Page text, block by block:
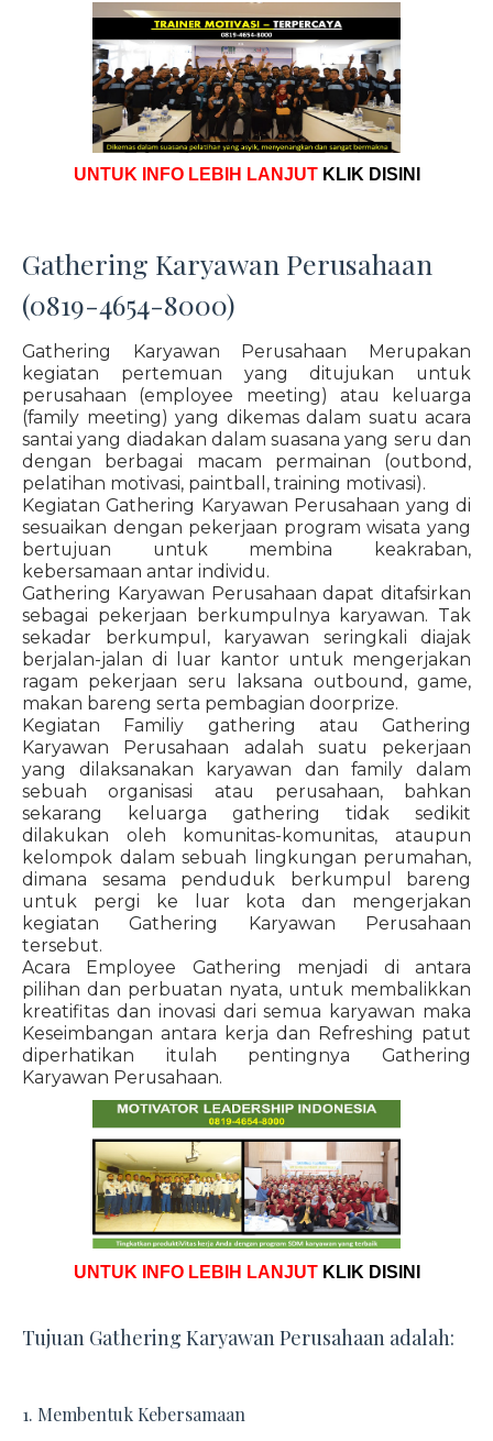
UNTUK INFO LEBIH LANJUT KLIK DISINI
Gathering Karyawan Perusahaan
(0819-4654-8000)
Gathering Karyawan Perusahaan Merupakan
kegiatan pertemuan yang ditujukan untuk
perusahaan (employee meeting) atau keluarga
(family meeting) yang dikemas dalam suatu acara
santai yang diadakan dalam suasana yang seru dan
dengan berbagai macam permainan (outbond,
pelatihan motivasi, paintball, training motivasi).
Kegiatan Gathering Karyawan Perusahaan yang di
sesuaikan dengan pekerjaan program wisata yang
bertujuan untuk membina keakraban,
kebersamaan antar individu.
Gathering Karyawan Perusahaan dapat ditafsirkan
sebagai pekerjaan berkumpulnya karyawan. Tak
sekadar berkumpul, karyawan seringkali diajak
berjalan-jalan di luar kantor untuk mengerjakan
ragam pekerjaan seru laksana outbound, game,
makan bareng serta pembagian doorprize.
Kegiatan Familiy gathering atau Gathering
Karyawan Perusahaan adalah suatu pekerjaan
yang dilaksanakan karyawan dan family dalam
sebuah organisasi atau perusahaan, bahkan
sekarang keluarga gathering tidak sedikit
dilakukan oleh komunitas-komunitas, ataupun
kelompok dalam sebuah lingkungan perumahan,
dimana sesama penduduk berkumpul bareng
untuk pergi ke luar kota dan mengerjakan
kegiatan Gathering Karyawan Perusahaan
tersebut.
Acara Employee Gathering menjadi di antara
pilihan dan perbuatan nyata, untuk membalikkan
kreatifitas dan inovasi dari semua karyawan maka
Keseimbangan antara kerja dan Refreshing patut
diperhatikan itulah pentingnya Gathering
Karyawan Perusahaan.
UNTUK INFO LEBIH LANJUT KLIK DISINI
Tujuan Gathering Karyawan Perusahaan adalah:
1. Membentuk Kebersamaan